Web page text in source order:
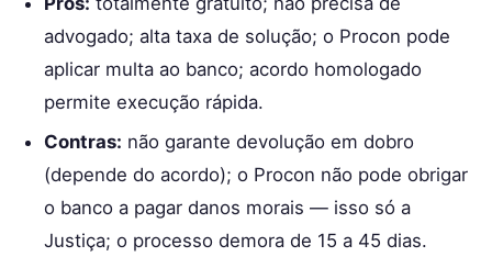
advogado; alta taxa de solução; o Procon pode
aplicar multa ao banco; acordo homologado
permite execução rápida.
Contras: não garante devolução em dobro
(depende do acordo); o Procon não pode obrigar
o banco a pagar danos morais — isso só a
Justiça; o processo demora de 15 a 45 dias.